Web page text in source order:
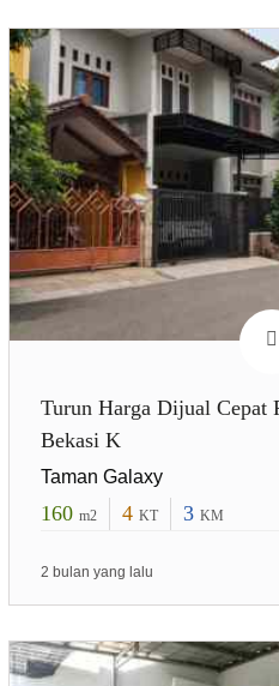
Turun Harga Dijual Cepat
Bekasi K
Taman Galaxy
160 m2 4 KT 3 KM
2 bulan yang lalu